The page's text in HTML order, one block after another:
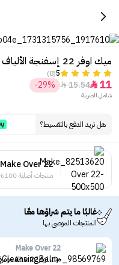
ميك اوفر 22 إسفنجة الألياف لإزالة المكياج
5
(8)
11

15.54

-29%
شامل الضريبة
هل تريد الدفع بالتقسيط؟
Make Over 22
منتجات أصلية 100%
غالبًا ما يتم شراؤها معًا
المنتجات الموصى بها
Make Over 22
ميك اوفر22 منظف ومرطب للوجه ومزيل المكياج - 100مل